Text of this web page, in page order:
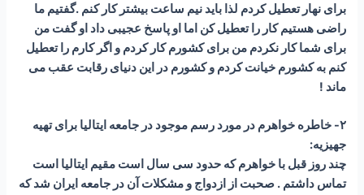
برای نهار تعطیل کردم لذا باید نیم ساعت بیشتر کار کنم .گفتیم ما
راضی هستیم کار را تعطیل کن اما او پاسخ عجیبی داد او گفت من
برای شما کار نکردم من برای کشورم کار کردم و اگر کارم را تعطیل
کنم به کشورم خیانت کردم و کشورم در این دنیای رقابت عقب می
ماند !
۲- خاطره خواهرم در مورد رسم موجود در جامعه ایتالیا برای تهیه
جهیزیه:
چند روز قبل با خواهرم که حدود سی سال است مقیم ایتالیا است
تماس داشتم . صحبت از ازدواج و مشکلات آن در جامعه ایران شد که